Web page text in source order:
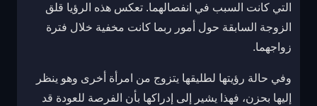
التي كانت السبب في انفصالهما. تعكس هذه الرؤيا قلق
الزوجة السابقة حول أمور ربما كانت مخفية خلال فترة
زواجهما.
وفي حالة رؤيتها لطليقها يتزوج من امرأة أخرى وهو ينظر
إليها بحزن، فهذا يشير إلى إدراكها بأن الفرصة للعودة قد